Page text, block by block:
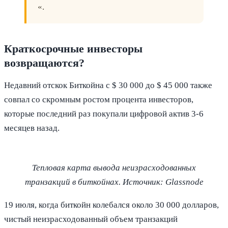
«.
Краткосрочные инвесторы
возвращаются?
Недавний отскок Биткойна с $ 30 000 до $ 45 000 также
совпал со скромным ростом процента инвесторов,
которые последний раз покупали цифровой актив 3-6
месяцев назад.
Тепловая карта вывода неизрасходованных
транзакций в биткойнах. Источник: Glassnode
19 июля, когда биткойн колебался около 30 000 долларов,
чистый неизрасходованный объем транзакций